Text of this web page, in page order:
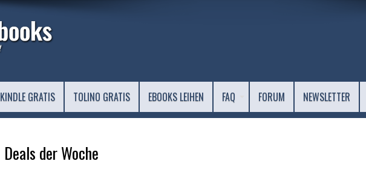
KINDLE GRATIS TOLINO GRATIS EBOOKS LEIHEN FAQ FORUM NEWSLETTER
Deals der Woche